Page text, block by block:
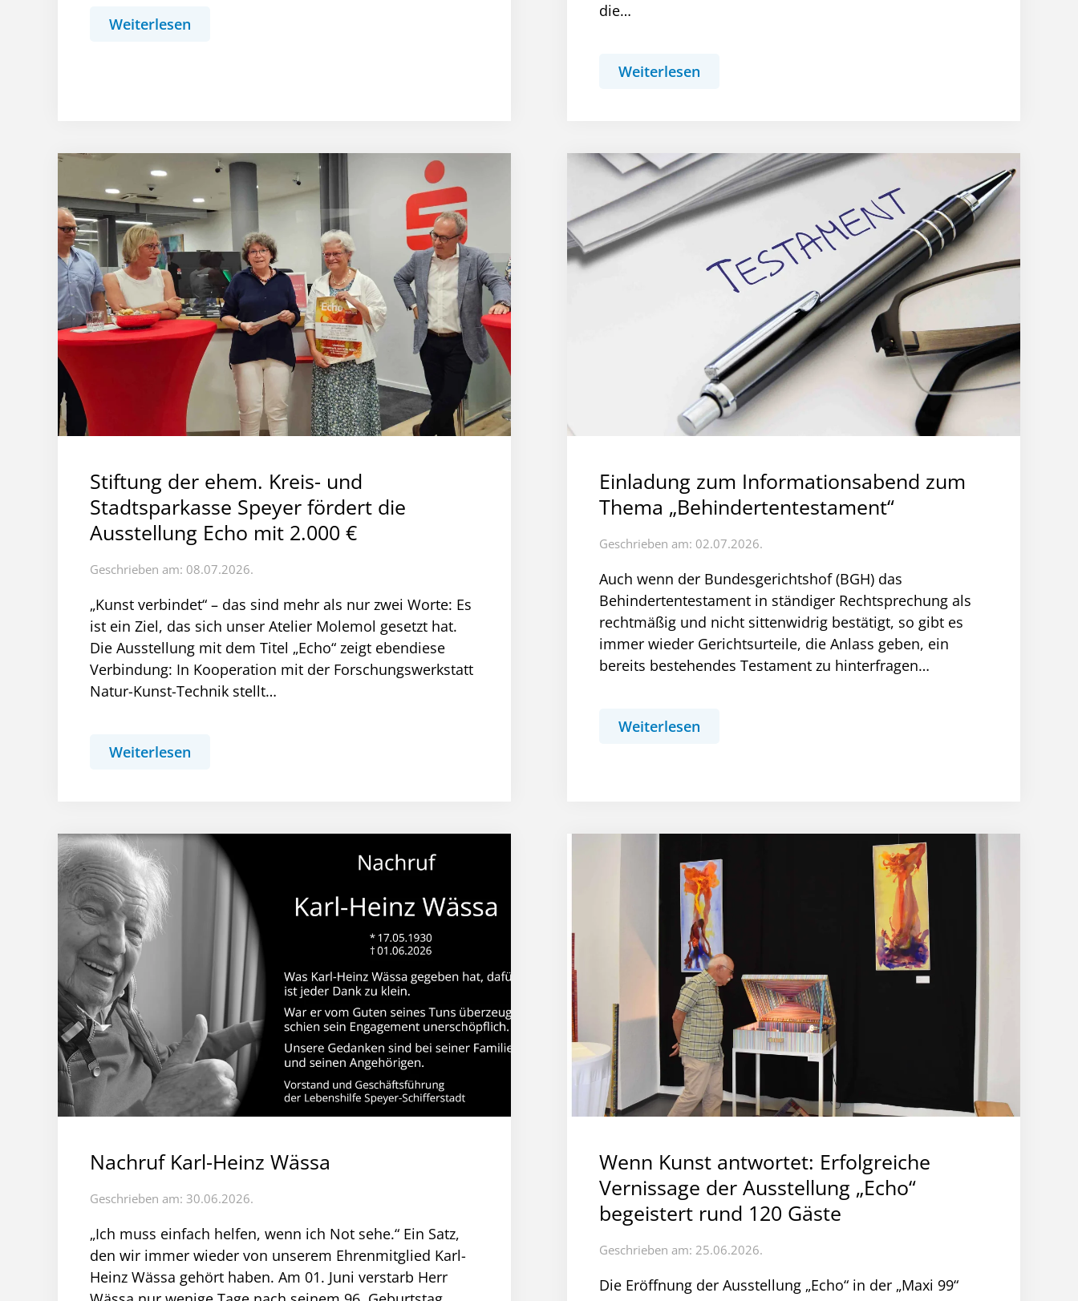
Weiterlesen
die…
Weiterlesen
Stiftung der ehem. Kreis- und
Stadtsparkasse Speyer fördert die
Ausstellung Echo mit 2.000 €
Geschrieben am: 08.07.2026.
„Kunst verbindet“ – das sind mehr als nur zwei Worte: Es
ist ein Ziel, das sich unser Atelier Molemol gesetzt hat.
Die Ausstellung mit dem Titel „Echo“ zeigt ebendiese
Verbindung: In Kooperation mit der Forschungswerkstatt
Natur-Kunst-Technik stellt…
Weiterlesen
Einladung zum Informationsabend zum
Thema „Behindertentestament“
Geschrieben am: 02.07.2026.
Auch wenn der Bundesgerichtshof (BGH) das
Behindertentestament in ständiger Rechtsprechung als
rechtmäßig und nicht sittenwidrig bestätigt, so gibt es
immer wieder Gerichtsurteile, die Anlass geben, ein
bereits bestehendes Testament zu hinterfragen…
Weiterlesen
Nachruf Karl-Heinz Wässa
Geschrieben am: 30.06.2026.
„Ich muss einfach helfen, wenn ich Not sehe.“ Ein Satz,
den wir immer wieder von unserem Ehrenmitglied Karl-
Heinz Wässa gehört haben. Am 01. Juni verstarb Herr
Wenn Kunst antwortet: Erfolgreiche
Vernissage der Ausstellung „Echo“
begeistert rund 120 Gäste
Geschrieben am: 25.06.2026.
Die Eröffnung der Ausstellung „Echo“ in der „Maxi 99“